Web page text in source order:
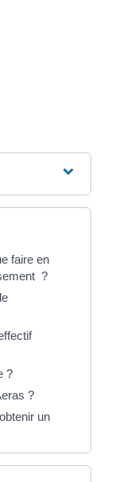
faire en
?
?
?
un